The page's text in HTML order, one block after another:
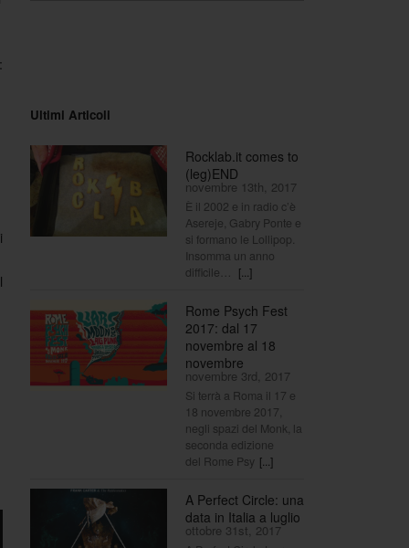
Ultimi Articoli
Rocklab.it comes to
(leg)END
novembre 13th, 2017
È il 2002 e in radio c’è
Asereje, Gabry Ponte e
si formano le Lollipop.
Insomma un anno
difficile… [...]
Rome Psych Fest
2017: dal 17
novembre al 18
novembre
novembre 3rd, 2017
Si terrà a Roma il 17 e
18 novembre 2017,
negli spazi del Monk, la
seconda edizione
del Rome Psy [...]
A Perfect Circle: una
data in Italia a luglio
ottobre 31st, 2017